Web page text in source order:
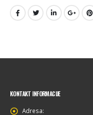
KONTAKT INFORMACIJE
Adresa: